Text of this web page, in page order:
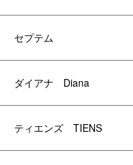
セプテム
ダイアナ Diana
ティエンズ TIENS